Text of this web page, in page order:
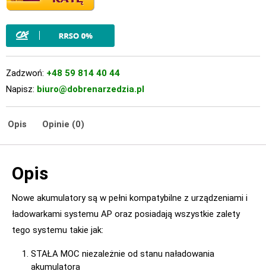
Zadzwoń: +48 59 814 40 44
Napisz: biuro@dobrenarzedzia.pl
Opis Opinie (0)
Opis
Nowe akumulatory są w pełni kompatybilne z urządzeniami i
ładowarkami systemu AP oraz posiadają wszystkie zalety
tego systemu takie jak:
STAŁA MOC niezależnie od stanu naładowania
akumulatora